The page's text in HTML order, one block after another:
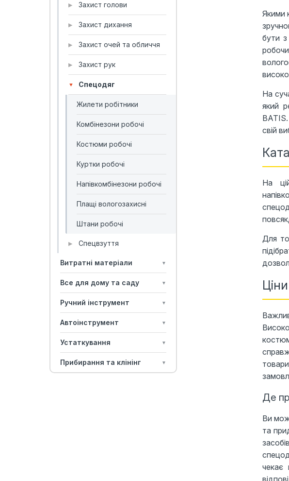
▶ Захист голови
▶ Захист дихання
▶ Захист очей та обличчя
▶ Захист рук
▼ Спецодяг
Жилети робітники
Комбінезони робочі
Костюми робочі
Куртки робочі
Напівкомбінезони робочі
Плащі вологозахисні
Штани робочі
▶ Спецвзуття
Витратні матеріали ▼
Все для дому та саду ▼
Ручний інструмент ▼
Автоінструмент ▼
Устаткування ▼
Прибирання та клінінг ▼
Якими
бути з
На
який
свій
На
Для
Де
Ви
та
чекає